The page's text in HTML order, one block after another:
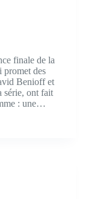
finale de la
promet des
Benioff et
série, ont fait
: une…